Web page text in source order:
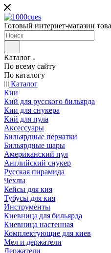
Готовый интернет-магазин
Каталог
По всему сайту
По каталогу
Каталог
Кии
Кий для русского бильярда
Кии для снукера
Кий для пула
Аксессуары
Бильярдные перчатки
Бильярдные шары
Американский пул
Английский снукер
Русская пирамида
Чехлы
Кейсы для кия
Тубусы для кия
Инструменты
Киевница для бильярда
Киевница настенная
Комплектующие для киев
Мел и держатели
Держатели